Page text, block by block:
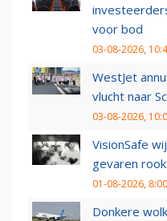
voor bod
03-08-2026,
WestJet
vlucht naar
03-08-2026,
VisionSafe
gevaren
01-08-2026, 8:00
Donkere